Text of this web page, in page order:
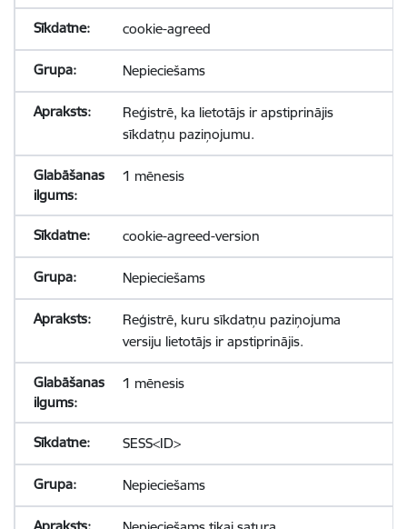
cookie-agreed
Nepieciešams
Reģistrē, ka lietotājs ir apstiprinājis
sīkdatņu paziņojumu.
1 mēnesis
cookie-agreed-version
Nepieciešams
Reģistrē, kuru sīkdatņu paziņojuma
versiju lietotājs ir apstiprinājis.
1 mēnesis
SESS<ID>
Nepieciešams